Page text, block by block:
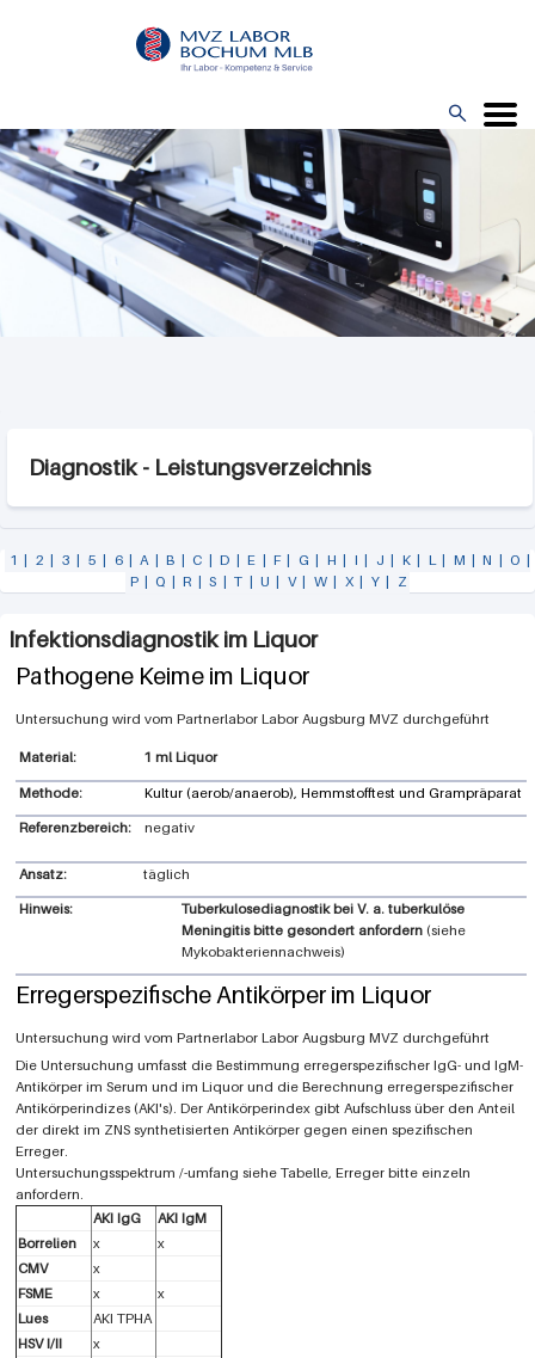
Direkt
zum

Diagnostik - Leistungsverzeichnis
1 2 3 5 6 A B C D E F G H I J K L M N O
P
Q R S T U V W X Y Z
Infektionsdiagnostik im Liquor
Pathogene Keime im Liquor
Labor Augsburg MVZ
1 ml Liquor
Methode: Kultur (aerob/anaerob), Hemmstofftest und Grampräparat
Referenzbereich: negativ
Ansatz: täglich
Hinweis:
Tuberkulosediagnostik bei V. a. tuberkulöse
Meningitis bitte gesondert anfordern(siehe
Mykobakteriennachweis)
Erregerspezifische Antikörper im Liquor
Labor Augsburg MVZ
Die Untersuchung umfasst die Bestimmung erregerspezifischer IgG- und IgM-
Antikörper im Serum und im Liquor und die Berechnung erregerspezifischer
Antikörperindizes (AKI's). Der Antikörperindex gibt Aufschluss über den Anteil
der direkt im ZNS synthetisierten Antikörper gegen einen spezifischen
Erreger.
Untersuchungsspektrum /-umfang siehe Tabelle, Erreger bitte einzeln
anfordern.
AKI IgG
AKI IgM
Borrelien
x
x
CMV
x
FSME
x
x
Lues
AKI TPHA
HSV I/II
x